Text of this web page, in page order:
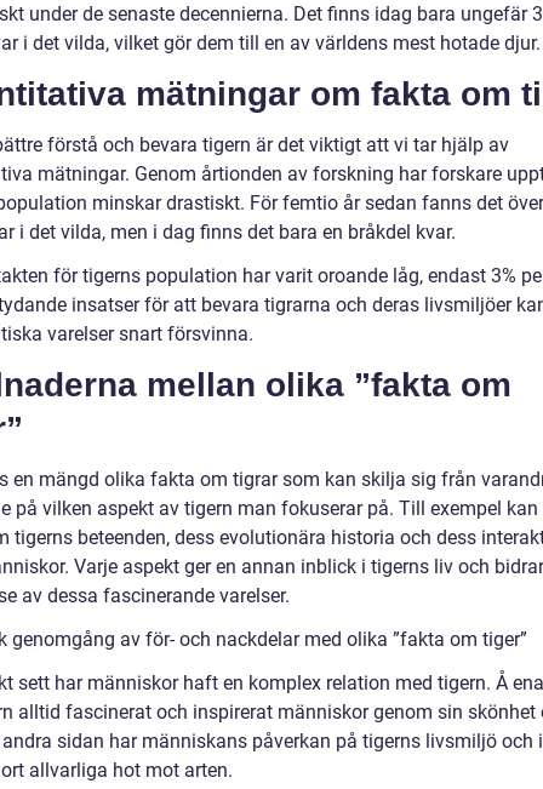
under de senaste decennierna. Det finns idag bara ungefär
i det vilda, vilket gör dem till en av världens mest hotade djur.
mätningar om fakta om
förstå och bevara tigern är det viktigt att vi tar hjälp av
mätningar. Genom årtionden av forskning har forskare
minskar drastiskt. För femtio år sedan fanns det
i det vilda, men i dag finns det bara en bråkdel kvar.
för tigerns population har varit oroande låg, endast 3%
insatser för att bevara tigrarna och deras livsmiljöer
varelser snart försvinna.
mellan olika ”fakta om
en mängd olika fakta om tigrar som kan skilja sig från
på vilken aspekt av tigern man fokuserar på. Till exempel
tigerns beteenden, dess evolutionära historia och dess
Varje aspekt ger en annan inblick i tigerns liv och
av dessa fascinerande varelser.
genomgång av för- och nackdelar med olika ”fakta om tiger”
sett har människor haft en komplex relation med tigern. Å
alltid fascinerat och inspirerat människor genom sin skönhet
sidan har människans påverkan på tigerns livsmiljö och
allvarliga hot mot arten.